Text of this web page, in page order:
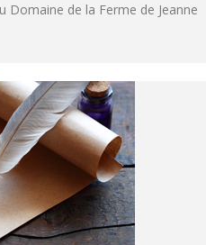
Domaine de la Ferme de Jeanne